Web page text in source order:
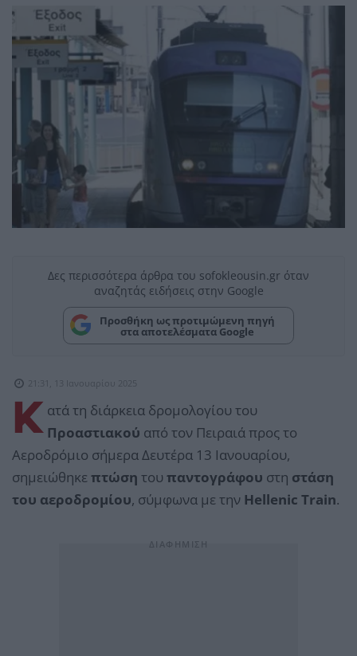
Δες περισσότερα άρθρα του sofokleousin.gr όταν
αναζητάς ειδήσεις στην Google
Προσθήκη ως προτιμώμενη πηγή
στα αποτελέσματα Google
21:31, 13 Ιανουαρίου 2025
Κ ατά τη διάρκεια δρομολογίου του
Προαστιακού από τον Πειραιά προς το
Αεροδρόμιο σήμερα Δευτέρα 13 Ιανουαρίου,
σημειώθηκε πτώση του παντογράφου στη στάση
του αεροδρομίου, σύμφωνα με την Hellenic Train.